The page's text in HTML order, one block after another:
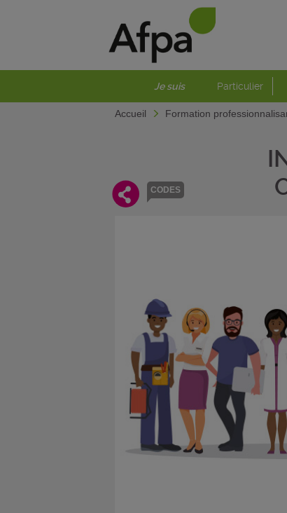
Je suis Particulier
Accueil Formation
CODES